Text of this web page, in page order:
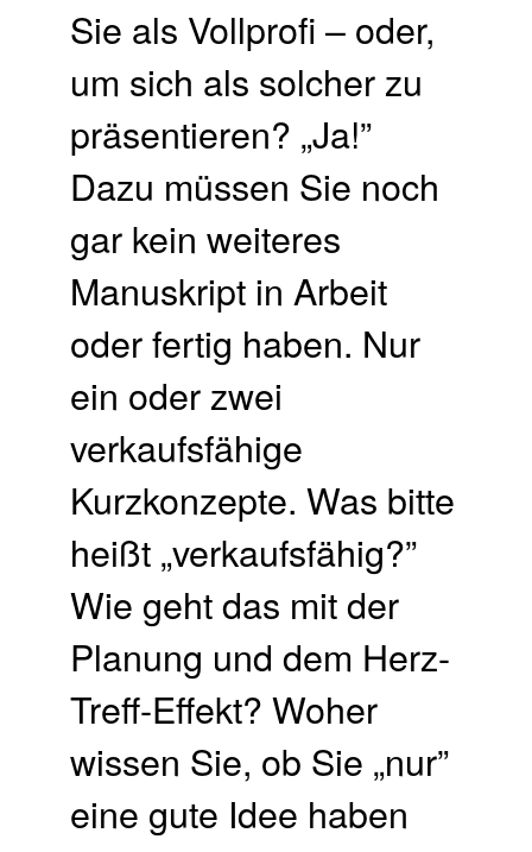
Sie als Vollprofi – oder,
um sich als solcher zu
präsentieren? „Ja!”
Dazu müssen Sie noch
gar kein weiteres
Manuskript in Arbeit
oder fertig haben. Nur
ein oder zwei
verkaufsfähige
Kurzkonzepte. Was bitte
heißt „verkaufsfähig?”
Wie geht das mit der
Planung und dem Herz-
Treff-Effekt? Woher
wissen Sie, ob Sie „nur”
eine gute Idee haben